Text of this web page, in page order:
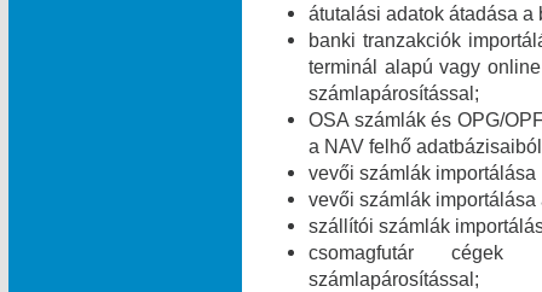
átutalási adatok átadása
banki tranzakciók
terminál alapú vagy
számlapárosítással;
OSA számlák és OPG/
a NAV felhő
vevői számlák
vevői számlák
szállítói számlák
csomagfutár cégek
számlapárosítással;